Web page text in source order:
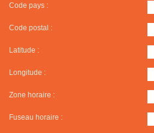
Code pays :
Code postal :
Latitude :
Longitude :
Zone horaire :
Fuseau horaire :